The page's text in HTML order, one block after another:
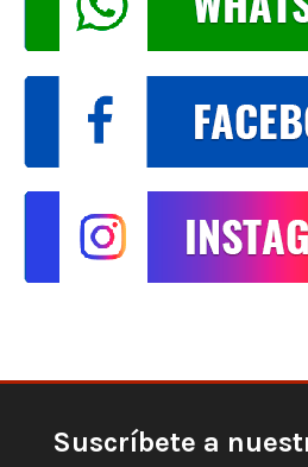
Suscríbete a